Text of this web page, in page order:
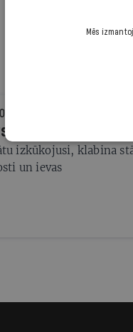
Gaujas
izkūkojusi, klabina
un ievas
Mēs